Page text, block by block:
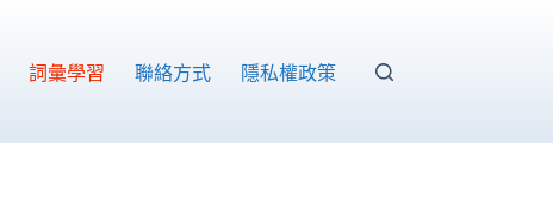
詞彙學習 聯絡方式 隱私權政策